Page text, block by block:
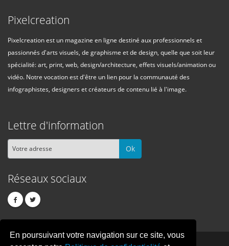
En poursuivant votre navigation sur ce site, vous
Pixelcreation
Pixelcreation est un magazine en ligne destiné aux professionnels et
passionnés d'arts visuels, de graphisme et de design, quelle que soit leur
spécialité: art, print, web, design/architecture, effets visuels/animation ou
vidéo. Notre vocation est d'être un lien pour la communauté des
infographistes, designers et créateurs de contenu lié à l'image.
Lettre d'information
Ok
Réseaux sociaux